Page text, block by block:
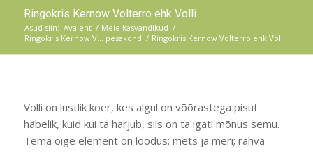
Ringokris Kernow Volterro ehk Volli
Asud siin: Avaleht / Meie kasvandikud /
Ringokris Kernow V… pesakond / Ringokris Kernow Volterro ehk Volli
Volli on lustlik koer, kes algul on võõrastega pisut
häbelik, kuid kui ta harjub, siis on ta igati mõnus semu.
Tema õige element on loodus: mets ja meri; rahva